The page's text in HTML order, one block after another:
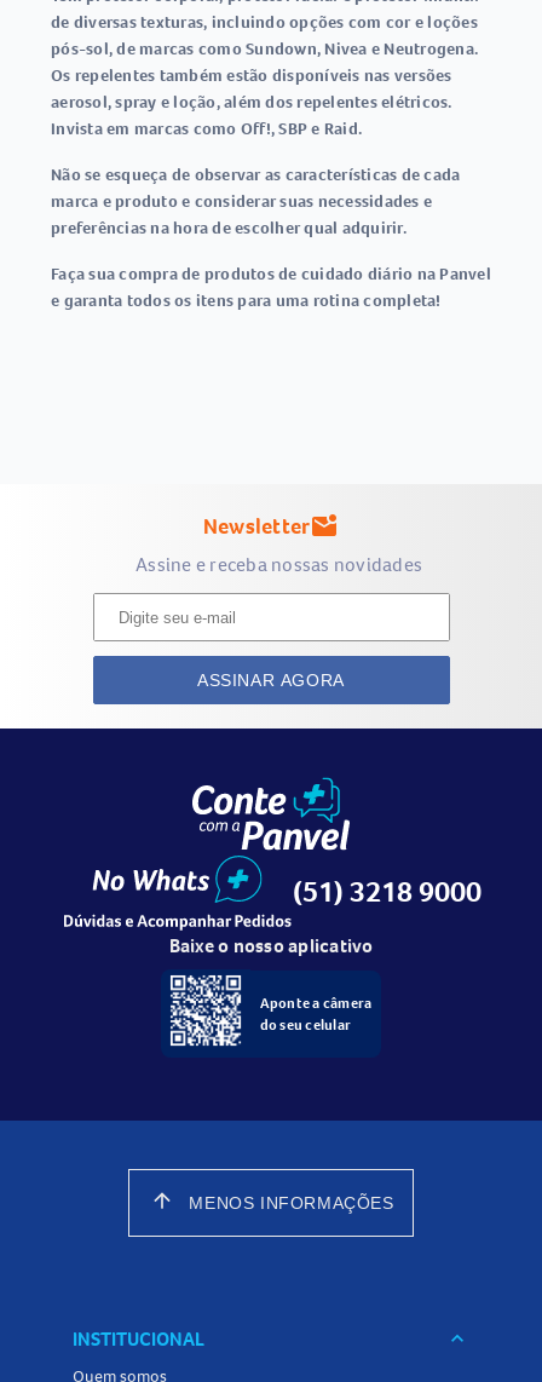
de diversas texturas, incluindo opções com cor e loções
pós-sol, de marcas como Sundown, Nivea e Neutrogena.
Os repelentes também estão disponíveis nas versões
aerosol, spray e loção, além dos repelentes elétricos.
Invista em marcas como Off!, SBP e Raid.
Não se esqueça de observar as características de cada
marca e produto e considerar suas necessidades e
preferências na hora de escolher qual adquirir.
Faça sua compra de produtos de cuidado diário na Panvel
e garanta todos os itens para uma rotina completa!
Newslettermark_email_unread
Assine e receba nossas novidades
ASSINAR AGORA
(51) 3218 9000
Baixe o nosso aplicativo
Aponte a câmera
do seu celular
arrow_upward MENOS INFORMAÇÕES
INSTITUCIONAL keyboard_arrow_down
Quem somos